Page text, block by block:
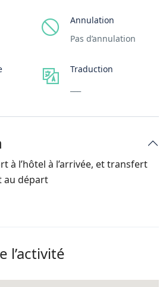
Annulation
Pas d’annulation
Traduction
à l’hôtel à l’arrivée, et transfert
au départ
l’activité